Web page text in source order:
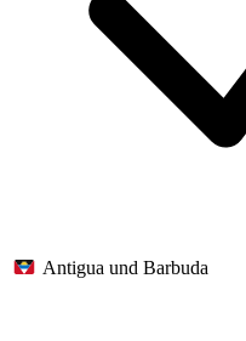
Antigua und Barbuda